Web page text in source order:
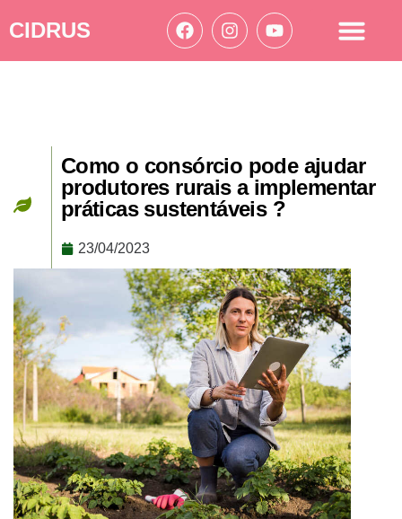
CIDRUS
Como o consórcio pode ajudar
produtores rurais a implementar
práticas sustentáveis ?
23/04/2023